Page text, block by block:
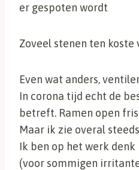
er gespoten wordt
Zoveel stenen ten koste
Even wat anders,
In corona tijd echt de
betreft. Ramen open
Maar ik zie overal
Ik ben op het werk
(voor sommigen